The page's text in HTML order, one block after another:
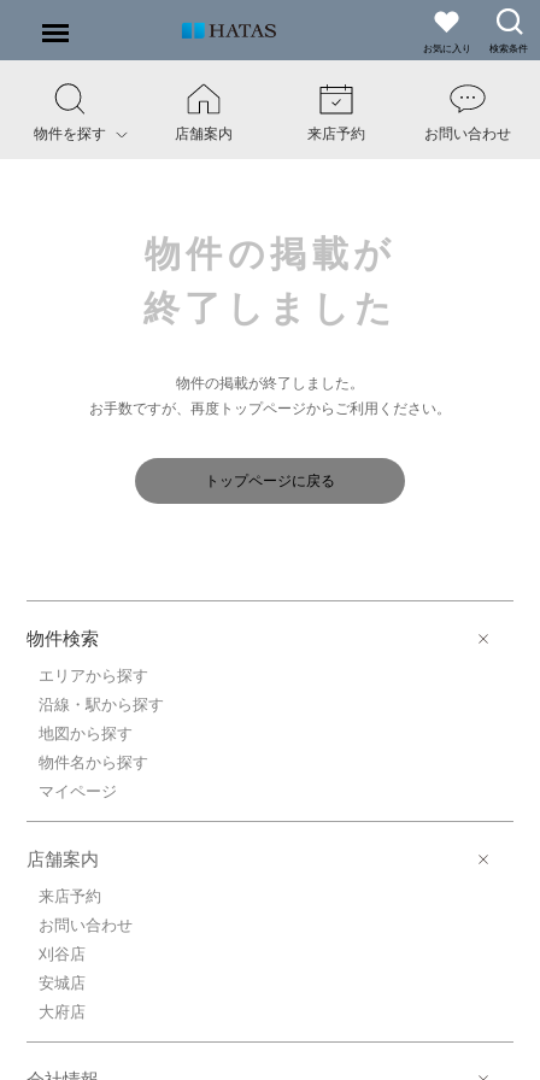
お気に入り 検索条件
物件を探す 店舗案内 来店予約 お問い合わせ
物件の掲載が
終了しました
物件の掲載が終了しました。
お手数ですが、再度トップページからご利用ください。
トップページに戻る
物件検索
エリアから探す
沿線・駅から探す
地図から探す
物件名から探す
マイページ
店舗案内
来店予約
お問い合わせ
刈谷店
安城店
大府店